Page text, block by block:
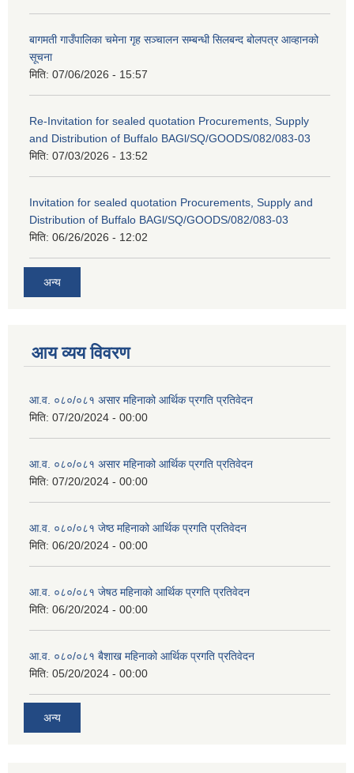
बागमती गाउँपालिका चमेना गृह सञ्चालन सम्बन्धी सिलबन्द बोलपत्र आव्हानको
सूचना
मिति: 07/06/2026 - 15:57
Re-Invitation for sealed quotation Procurements, Supply
and Distribution of Buffalo BAGl/SQ/GOODS/082/083-03
मिति: 07/03/2026 - 13:52
Invitation for sealed quotation Procurements, Supply and
Distribution of Buffalo BAGl/SQ/GOODS/082/083-03
मिति: 06/26/2026 - 12:02
अन्य
आय व्यय विवरण
आ.व. ०८०/०८१ असार महिनाको आर्थिक प्रगति प्रतिवेदन
मिति: 07/20/2024 - 00:00
आ.व. ०८०/०८१ असार महिनाको आर्थिक प्रगति प्रतिवेदन
मिति: 07/20/2024 - 00:00
आ.व. ०८०/०८१ जेष्ठ महिनाको आर्थिक प्रगति प्रतिवेदन
मिति: 06/20/2024 - 00:00
आ.व. ०८०/०८१ जेषठ महिनाको आर्थिक प्रगति प्रतिवेदन
मिति: 06/20/2024 - 00:00
आ.व. ०८०/०८१ बैशाख महिनाको आर्थिक प्रगति प्रतिवेदन
मिति: 05/20/2024 - 00:00
अन्य